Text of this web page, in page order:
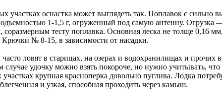
участках оснастка может выглядеть так. Поплавок с сильно
1-1,5 г, огруженный под самую антенну. Огрузка
соразмерным тесту поплавка. Основная леска не толще 0,16
№ 8-15, в зависимости от насадки.
ловят в старицах, на озерах и водохранилищах и прочих
случае удочку можно взять покороче, но нужно учитывать, что
крупная красноперка довольно пуглива. Лодка
и узкая, способная проходить через камыш.